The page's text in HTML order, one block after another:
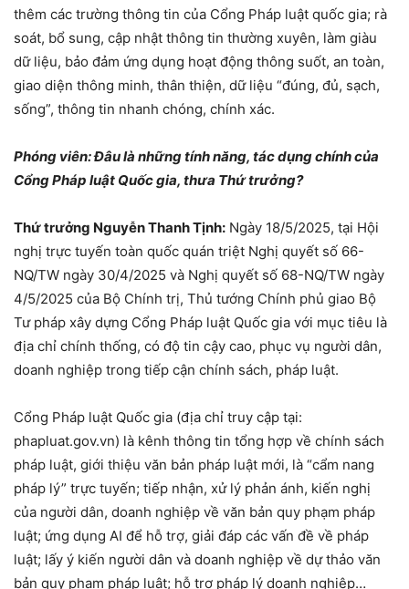
thêm các trường thông tin của Cổng Pháp luật quốc gia; rà
soát, bổ sung, cập nhật thông tin thường xuyên, làm giàu
dữ liệu, bảo đảm ứng dụng hoạt động thông suốt, an toàn,
giao diện thông minh, thân thiện, dữ liệu “đúng, đủ, sạch,
sống”, thông tin nhanh chóng, chính xác.
Phóng viên: Đâu là nhữngtính năng, tác dụng chínhcủa
Cổng Pháp luật Quốc gia, thưa Thứ trưởng?
Thứ trưởng Nguyễn Thanh Tịnh: Ngày 18/5/2025, tại Hội
nghị trực tuyến toàn quốc quán triệt Nghị quyết số 66-
NQ/TW ngày 30/4/2025 và Nghị quyết số 68-NQ/TW ngày
4/5/2025 của Bộ Chính trị, Thủ tướng Chính phủ giao Bộ
Tư pháp xây dựng Cổng Pháp luật Quốc gia với mục tiêu là
địa chỉ chính thống, có độ tin cậy cao, phục vụ người dân,
doanh nghiệp trong tiếp cận chính sách, pháp luật.
Cổng Pháp luật Quốc gia (địa chỉ truy cập tại:
phapluat.gov.vn) là kênh thông tin tổng hợp về chính sách
pháp luật, giới thiệu văn bản pháp luật mới, là “cẩm nang
pháp lý” trực tuyến; tiếp nhận, xử lý phản ánh, kiến nghị
của người dân, doanh nghiệp về văn bản quy phạm pháp
luật; ứng dụng AI để hỗ trợ, giải đáp các vấn đề về pháp
luật; lấy ý kiến người dân và doanh nghiệp về dự thảo văn
bản quy phạm pháp luật; hỗ trợ pháp lý doanh nghiệp…